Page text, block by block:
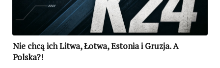
Nie chcą ich Litwa, Łotwa, Estonia i Gruzja. A
Polska?!